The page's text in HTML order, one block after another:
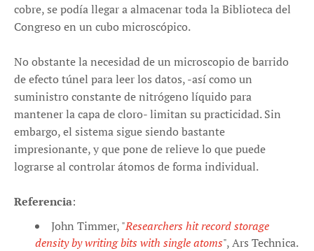
cobre, se podía llegar a almacenar toda la Biblioteca del
Congreso en un cubo microscópico.
No obstante la necesidad de un microscopio de barrido
de efecto túnel para leer los datos, -así como un
suministro constante de nitrógeno líquido para
mantener la capa de cloro- limitan su practicidad. Sin
embargo, el sistema sigue siendo bastante
impresionante, y que pone de relieve lo que puede
lograrse al controlar átomos de forma individual.
Referencia:
John Timmer, "Researchers hit record storage
density by writing bits with single atoms", Ars Technica.